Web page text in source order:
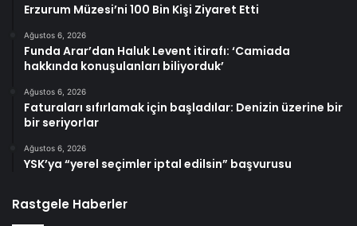
Erzurum Müzesi’ni 100 Bin Kişi Ziyaret Etti
Ağustos 6, 2026
Funda Arar’dan Haluk Levent itirafı: ‘Camiada
hakkında konuşulanları biliyorduk’
Ağustos 6, 2026
Faturaları sıfırlamak için başladılar: Denizin üzerine bir
bir seriyorlar
Ağustos 6, 2026
YSK’ya “yerel seçimler iptal edilsin” başvurusu
Rastgele Haberler